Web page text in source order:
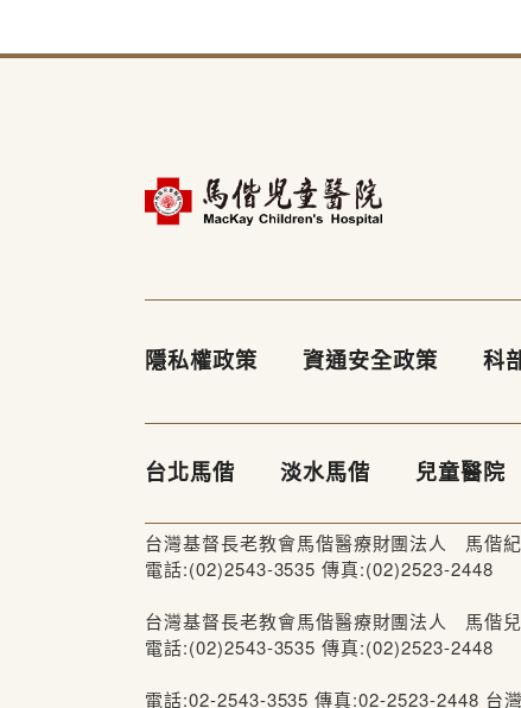
隱私權政策 資通安全政策 科
台北馬偕 淡水馬偕 兒童醫院
台灣基督長老教會馬偕醫療財團法人 馬
電話:(02)2543-3535 傳真:(02)2523-2448
台灣基督長老教會馬偕醫療財團法人 馬
電話:(02)2543-3535 傳真:(02)2523-2448
電話:02-2543-3535 傳真:02-2523-2448